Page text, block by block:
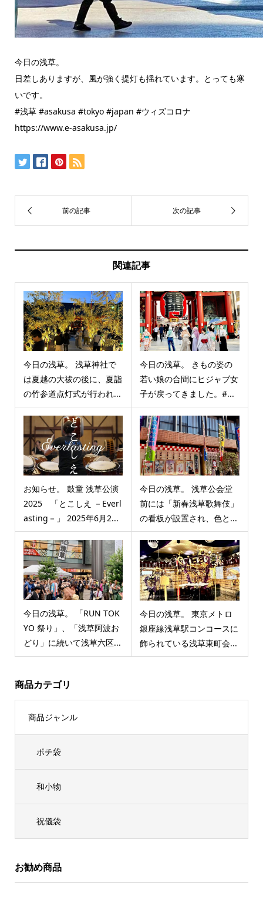
今日の浅草。
日差しありますが、風が強く提灯も揺れています。とっても寒
いです。
#浅草 #asakusa #tokyo #japan #ウィズコロナ
https://www.e-asakusa.jp/
関連記事
今日の浅草。 浅草神社で
は夏越の大祓の後に、夏詣
の竹参道点灯式が行われ...
今日の浅草。 きもの姿の
若い娘の合間にヒジャブ女
子が戻ってきました。#...
お知らせ。 鼓童 浅草公演
2025 「とこしえ －Everl
asting－」 2025年6月2...
今日の浅草。 浅草公会堂
前には「新春浅草歌舞伎」
の看板が設置され、色と...
今日の浅草。 「RUN TOK
YO 祭り」、「浅草阿波お
どり」に続いて浅草六区...
今日の浅草。 東京メトロ
銀座線浅草駅コンコースに
飾られている浅草東町会...
商品カテゴリ
商品ジャンル
ポチ袋
和小物
祝儀袋
お勧め商品